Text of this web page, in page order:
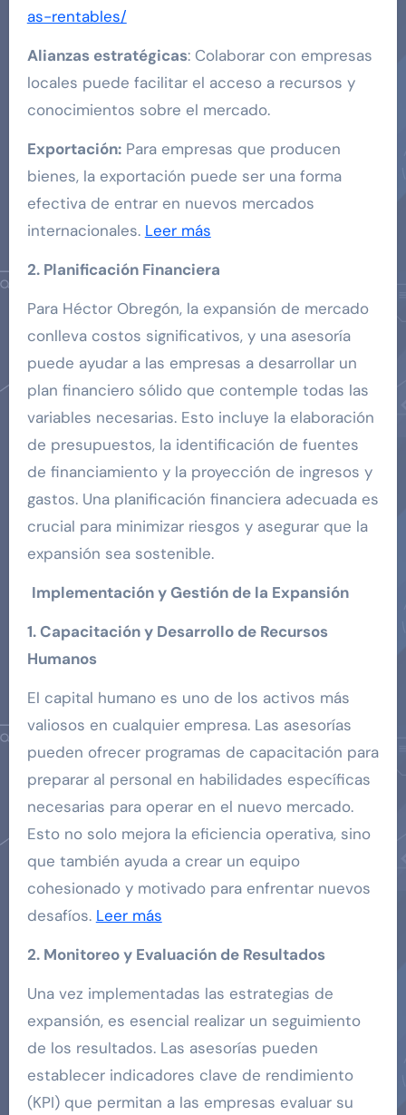
as-rentables/
Alianzas estratégicas: Colaborar con empresas
locales puede facilitar el acceso a recursos y
conocimientos sobre el mercado.
Exportación:Para empresas que producen
bienes, la exportación puede ser una forma
efectiva de entrar en nuevos mercados
internacionales. Leer más
2. Planificación Financiera
Para Héctor Obregón, la expansión de mercado
conlleva costos significativos, y una asesoría
puede ayudar a las empresas a desarrollar un
plan financiero sólido que contemple todas las
variables necesarias. Esto incluye la elaboración
de presupuestos, la identificación de fuentes
de financiamiento y la proyección de ingresos y
gastos. Una planificación financiera adecuada es
crucial para minimizar riesgos y asegurar que la
expansión sea sostenible.
Implementación y Gestión de la Expansión
1. Capacitación y Desarrollo de Recursos
Humanos
El capital humano es uno de los activos más
valiosos en cualquier empresa. Las asesorías
pueden ofrecer programas de capacitación para
preparar al personal en habilidades específicas
necesarias para operar en el nuevo mercado.
Esto no solo mejora la eficiencia operativa, sino
que también ayuda a crear un equipo
cohesionado y motivado para enfrentar nuevos
desafíos. Leer más
2. Monitoreo y Evaluación de Resultados
Una vez implementadas las estrategias de
expansión, es esencial realizar un seguimiento
de los resultados. Las asesorías pueden
establecer indicadores clave de rendimiento
(KPI) que permitan a las empresas evaluar su